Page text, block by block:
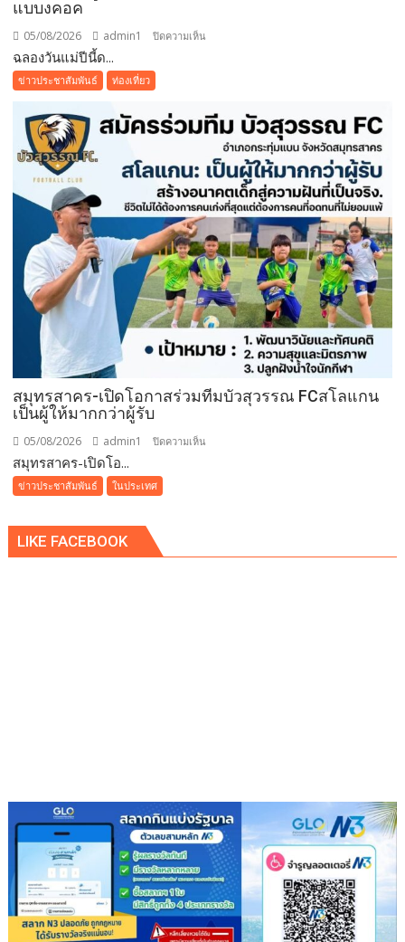
แบบงคอค
05/08/2026 admin1 ปิดความเห็น
ปี
นี้
บุฟเฟต์
มื้อ
กลาง
วัน
ที่มา
พร้อม
ล็อบสเตอร์
ภูเก็ต
รส
ณ
ฉลองวันแม่ปีนี้ด...
ข่าวประชาสัมพันธ์ ท่องเที่ยว
สมุทรสาคร-เปิดโอกาสร่วมทีมบัวสุวรรณ FCสโลแกน
เป็นผู้ให้มากกว่าผู้รับ
05/08/2026 admin1 ปิดความเห็น
บัว
สมุทรสาคร-เปิดโอ...
ข่าวประชาสัมพันธ์ ในประเทศ
LIKE FACEBOOK